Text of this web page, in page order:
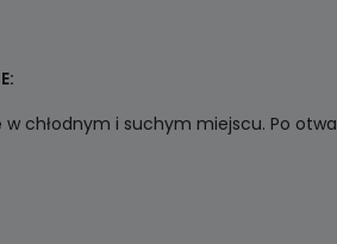
w chłodnym i suchym miejscu. Po